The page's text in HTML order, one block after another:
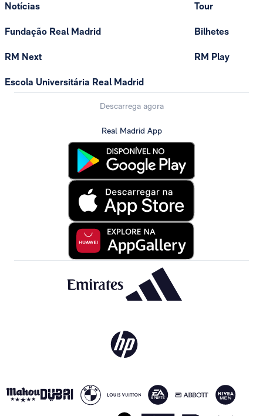
Notícias
Fundação Real Madrid
RM Next
Escola Universitária Real Madrid
Tour
Bilhetes
RM Play
Descarrega agora
Real Madrid App